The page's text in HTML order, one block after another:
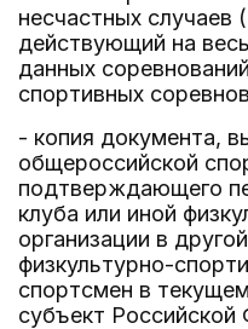
несчастных случаев
действующий на
данных
спортивных
- копия документа,
общероссийской
подтверждающего
клуба или иной
организации в
физкультурно-
спортсмен в
субъект Российской